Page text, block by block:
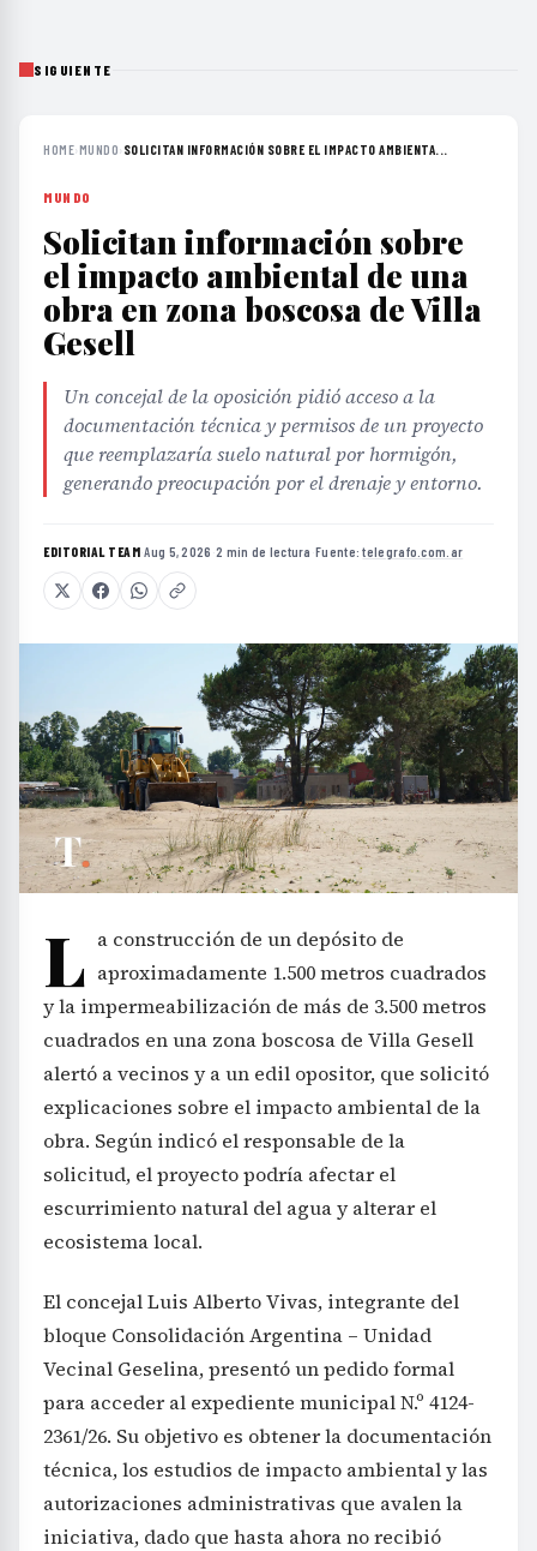
SIGUIENTE
HOME›MUNDO› SOLICITAN INFORMACIÓN SOBRE EL IMPACTO AMBIENTA...
MUNDO
Solicitan información sobre
el impacto ambiental de una
obra en zona boscosa de Villa
Gesell
Un concejal de la oposición pidió acceso a la
documentación técnica y permisos de un proyecto
que reemplazaría suelo natural por hormigón,
generando preocupación por el drenaje y entorno.
EDITORIAL TEAM·Aug 5, 2026 ·2 min de lectura ·Fuente:telegrafo.com.ar
L a construcción de un depósito de
aproximadamente 1.500 metros cuadrados
y la impermeabilización de más de 3.500 metros
cuadrados en una zona boscosa de Villa Gesell
alertó a vecinos y a un edil opositor, que solicitó
explicaciones sobre el impacto ambiental de la
obra. Según indicó el responsable de la
solicitud, el proyecto podría afectar el
escurrimiento natural del agua y alterar el
ecosistema local.
El concejal Luis Alberto Vivas, integrante del
bloque Consolidación Argentina – Unidad
Vecinal Geselina, presentó un pedido formal
para acceder al expediente municipal N.º 4124-
2361/26. Su objetivo es obtener la documentación
técnica, los estudios de impacto ambiental y las
autorizaciones administrativas que avalen la
iniciativa, dado que hasta ahora no recibió